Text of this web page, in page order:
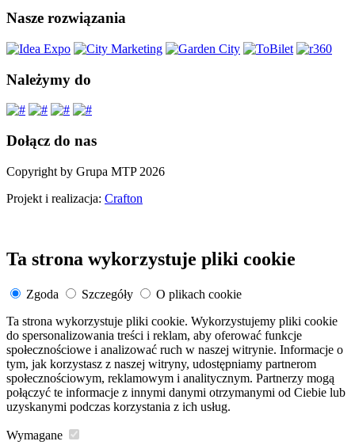
Nasze rozwiązania
Należymy do
Dołącz do nas
Copyright by Grupa MTP 2026
Projekt i realizacja: Crafton
Ta strona wykorzystuje pliki cookie
Zgoda Szczegóły
O plikach cookie
Ta strona wykorzystuje pliki cookie. Wykorzystujemy pliki cookie
do spersonalizowania treści i reklam, aby oferować funkcje
społecznościowe i analizować ruch w naszej witrynie. Informacje o
tym, jak korzystasz z naszej witryny, udostępniamy partnerom
społecznościowym, reklamowym i analitycznym. Partnerzy mogą
połączyć te informacje z innymi danymi otrzymanymi od Ciebie lub
uzyskanymi podczas korzystania z ich usług.
Wymagane